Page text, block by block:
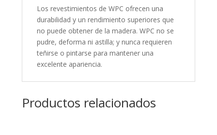
Los revestimientos de WPC ofrecen una
durabilidad y un rendimiento superiores que
no puede obtener de la madera. WPC no se
pudre, deforma ni astilla; y nunca requieren
teñirse o pintarse para mantener una
excelente apariencia.
Productos relacionados